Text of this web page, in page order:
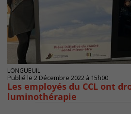
LONGUEUIL
Publié le 2 Décembre 2022 à 15h00
Les employés du CCL ont
luminothérapie